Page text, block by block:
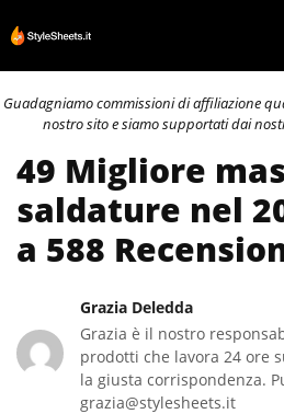
al
contenuto
Guadagniamo commissioni di affiliazione
nostro sito e siamo supportati dai
49 Migliore
saldature nel
a 588
Grazia Deledda
Grazia è il nostro
prodotti che lavora 24 ore
la giusta corrispondenza.
grazia@stylesheets.it